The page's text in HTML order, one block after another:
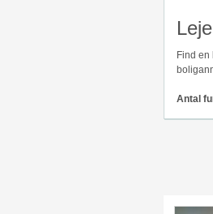
Find
Antal